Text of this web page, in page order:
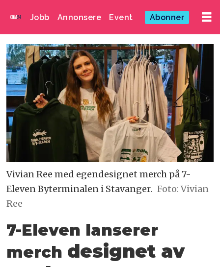
Jobb Annonsere Event Abonner
Vivian Ree med egendesignet merch på 7-
Eleven Byterminalen i Stavanger. Foto: Vivian
Ree
7-Eleven lanserer
merch designet av